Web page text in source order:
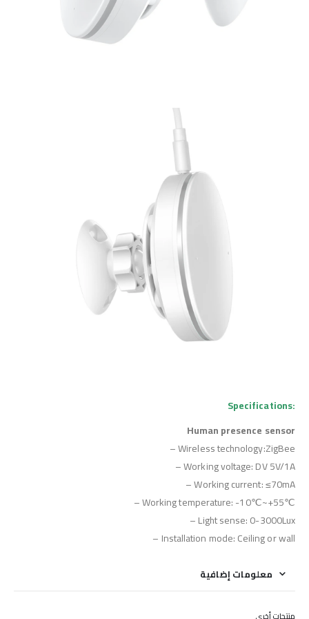
Specifications:
Human presence sensor
– Wireless technology:ZigBee
– Working voltage: DV 5V/1A
– Working current: ≤70mA
– Working temperature: -10℃~+55℃
– Light sense: 0-3000Lux
– Installation mode: Ceiling or wall
معلومات إضافية
منتجات أخرى